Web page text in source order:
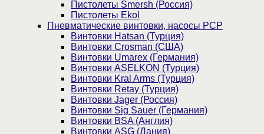
Пистолеты Smersh (Россия)
Пистолеты Ekol
Пневматические винтовки, насосы PCP
Винтовки Hatsan (Турция)
Винтовки Crosman (США)
Винтовки Umarex (Германия)
Винтовки ASELKON (Турция)
Винтовки Kral Arms (Турция)
Винтовки Retay (Турция)
Винтовки Jager (Россия)
Винтовки Sig Sauer (Германия)
Винтовки BSA (Англия)
Винтовки ASG (Дания)